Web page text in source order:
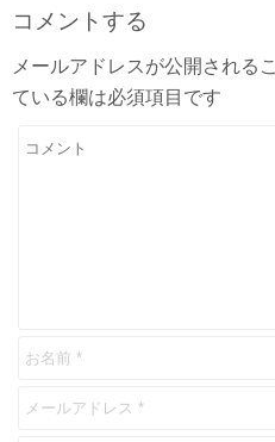
コメントする
メールアドレスが公開される
ている欄は必須項目です